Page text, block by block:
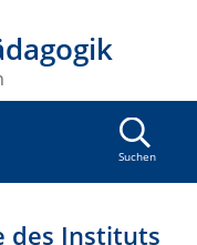
Suchen
des Instituts